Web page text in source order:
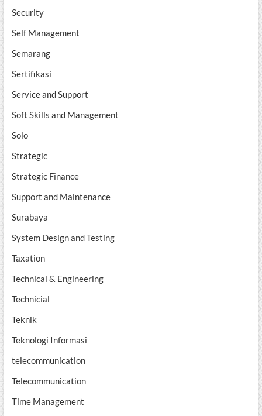
Security
Self Management
Semarang
Sertifikasi
Service and Support
Soft Skills and Management
Solo
Strategic
Strategic Finance
Support and Maintenance
Surabaya
System Design and Testing
Taxation
Technical & Engineering
Technicial
Teknik
Teknologi Informasi
telecommunication
Telecommunication
Time Management